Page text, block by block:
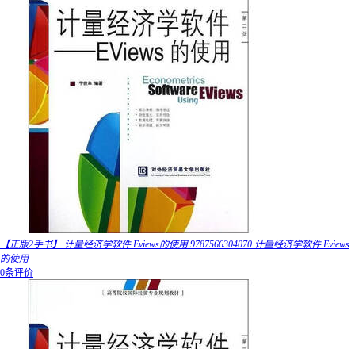
【正版2手书】 计量经济学软件 Eviews的使用 9787566304070 计量经济学软件 Eviews
的使用
0条评价